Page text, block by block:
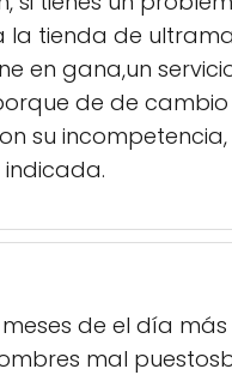
tienda de
en gana,un
de de cambio
su
de el día
mal